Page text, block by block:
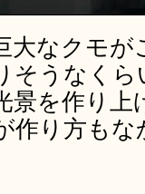
大なクモ
そうなく
景を作り
作り方も